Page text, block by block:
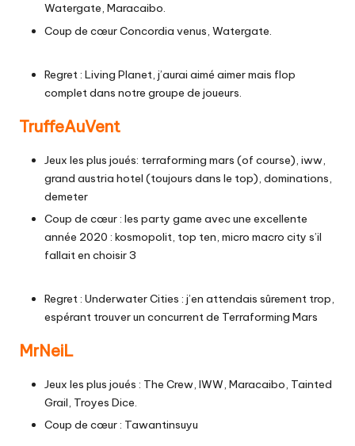
Watergate, Maracaibo.
Coup de cœur Concordia venus, Watergate.
Regret : Living Planet, j’aurai aimé aimer mais flop
complet dans notre groupe de joueurs.
TruffeAuVent
Jeux les plus joués: terraforming mars (of course), iww,
grand austria hotel (toujours dans le top), dominations,
demeter
Coup de cœur : les party game avec une excellente
année 2020 : kosmopolit, top ten, micro macro city s’il
fallait en choisir 3
Regret : Underwater Cities : j’en attendais sûrement trop,
espérant trouver un concurrent de Terraforming Mars
MrNeiL
Jeux les plus joués : The Crew, IWW, Maracaibo, Tainted
Grail, Troyes Dice.
Coup de cœur : Tawantinsuyu